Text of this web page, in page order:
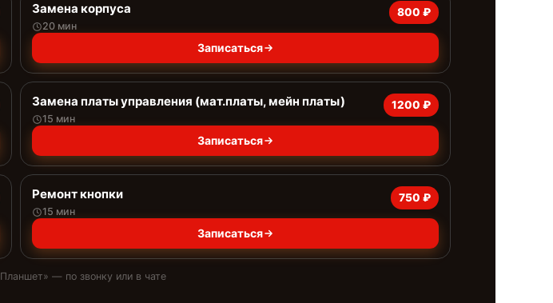
Замена корпуса
20 мин
800 ₽
Записаться
Замена платы управления (мат.платы, мейн платы)
15 мин
1200 ₽
Записаться
Ремонт кнопки
15 мин
750 ₽
Записаться
Планшет» — по звонку или в чате